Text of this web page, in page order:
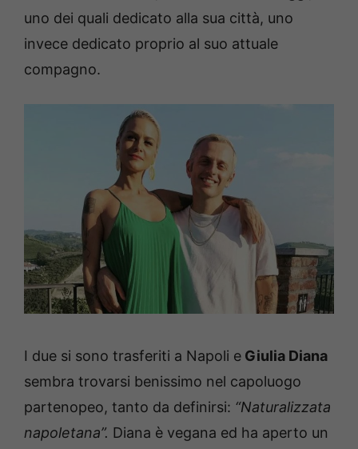
uno dei quali dedicato alla sua città, uno
invece dedicato proprio al suo attuale
compagno.
I due si sono trasferiti a Napoli e Giulia Diana
sembra trovarsi benissimo nel capoluogo
partenopeo, tanto da definirsi: “Naturalizzata
napoletana”. Diana è vegana ed ha aperto un